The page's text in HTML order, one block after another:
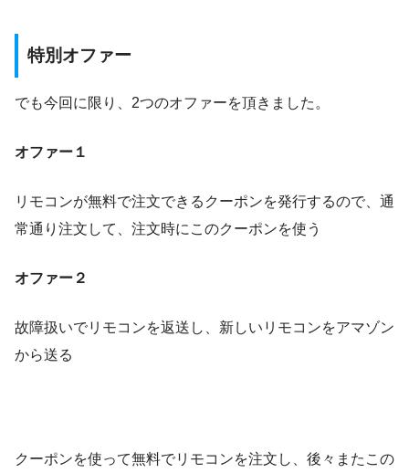
特別オファー
でも今回に限り、2つのオファーを頂きました。
オファー１
リモコンが無料で注文できるクーポンを発行するので、通
常通り注文して、注文時にこのクーポンを使う
オファー２
故障扱いでリモコンを返送し、新しいリモコンをアマゾン
から送る
クーポンを使って無料でリモコンを注文し、後々またこの